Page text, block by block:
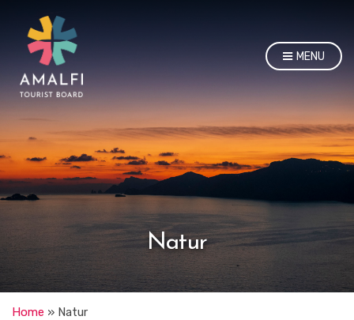
MENU
Natur
Home » Natur